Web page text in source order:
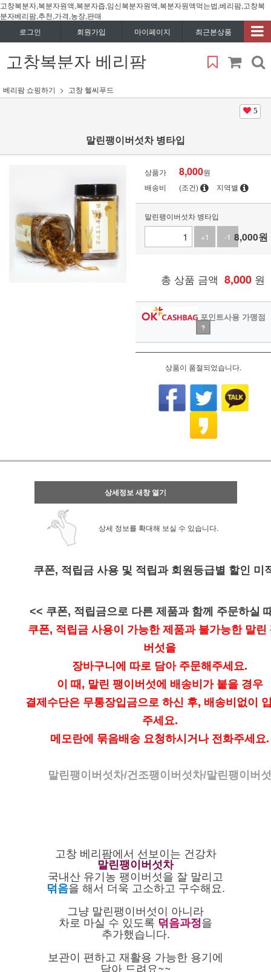
고창복분자,복분자원액,복분자즙,임신복분자원액,복분자원액먹는법,베리팜,고창복
분자베리팜,추천,가격,농장,판매
로그인
회원가입 마이페이지 최근본상품
고창복분자 베리팜
베리팜 쇼핑하기 고창 헬씨푸드
5
말린팽이버섯차 병타입
상품가 8,000원
배송비
(조건) 지역별
말린팽이버섯차 병타입
+1
-1 8,000원
총 상품 금액 8,000 원
포인트사용 가맹점
?
상품이 품절되었습니다.
상세정보 새창 열기
상세 정보를 확대해 보실 수 있습니다.
쿠폰, 적립금 사용 및 적립과 회원등급별 할인 미
<< 쿠폰, 적립금으로 다른 제품과 함께 주문하실
쿠폰, 적립금 사용이 가능한 제품과 불가능한 말린
버섯을
장바구니에 따로 담아 주문해주세요.
이 때, 말린 팽이버섯에 배송비가 붙을 경우
결제수단은 무통장입금으로 하신 후, 배송비없이
주세요.
메모란에 묶음배송 요청하시거나 전화주세요.
말린팽이버섯차/건조팽이버섯차/말린팽이버섯
고창 베리팜에서 선보이는 건강차
말린팽이버섯차
국내산 유기농 팽이버섯을 잘 말리고
덖음을 해서 더욱 고소하고 구수해요.
그냥 말린팽이버섯이 아니라
차로 마실 수 있도록덖음과정을
추가했습니다.
보관이 편하고 재활용 가능한 용기에
담아 드려요~~